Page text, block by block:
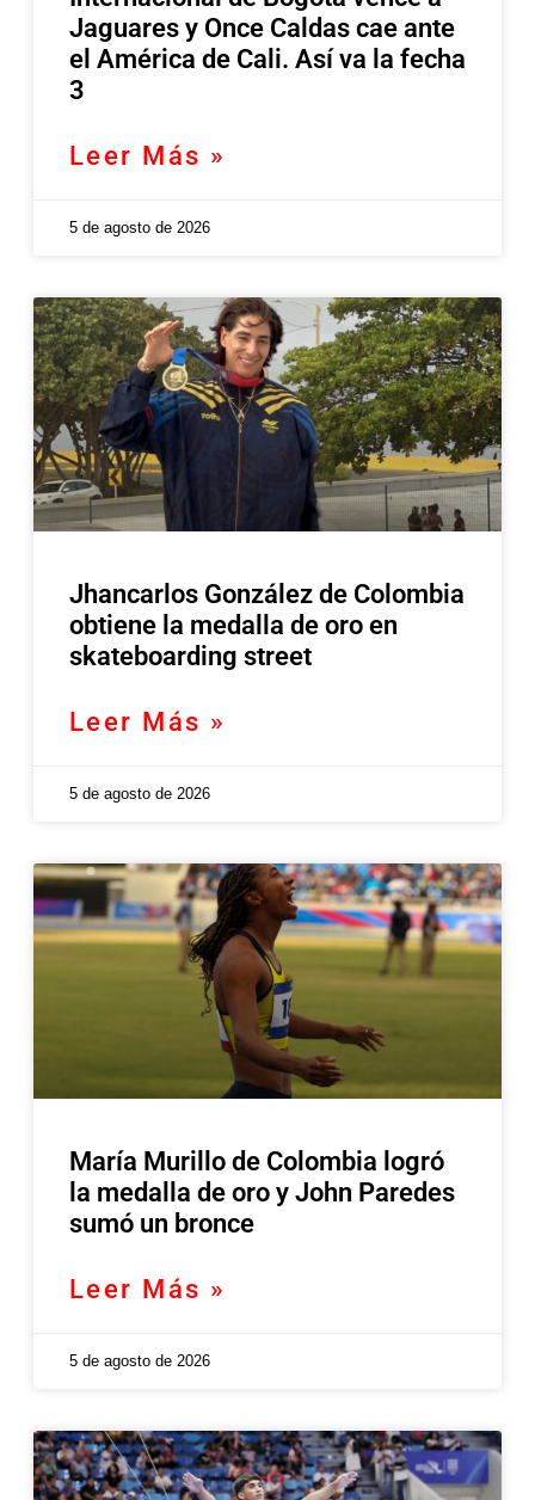
Jaguares y Once Caldas cae ante
el América de Cali. Así va la fecha
3
Leer Más »
5 de agosto de 2026
Jhancarlos González de Colombia
obtiene la medalla de oro en
skateboarding street
Leer Más »
5 de agosto de 2026
María Murillo de Colombia logró
la medalla de oro y John Paredes
sumó un bronce
Leer Más »
5 de agosto de 2026